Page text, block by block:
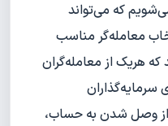
که می‌تواند
معامله‌گر مناسب
که هریک از معامله‌گران
سرمایه‌گذاران
وصل شدن به حساب،